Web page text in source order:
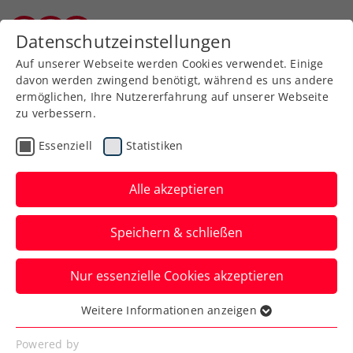
Zurück zur Newsübersicht
Turniere
TE Trnava: Starker
Neubauer schrammt
lediglich am Double
vorbei
Das ÖTV-Nachwuchstalent verbucht in
der Slowakei ein Einzelfinale und einen
Doppeltitel.
Datenschutzeinstellungen
Auf unserer Webseite werden Cookies verwendet. Einige
davon werden zwingend benötigt, während es uns andere
ermöglichen, Ihre Nutzererfahrung auf unserer Webseite
zu verbessern.
Essenziell Statistiken
Alle akzeptieren
Speichern & schließen
Nur essenzielle Cookies akzeptieren
Essenziell
Essenzielle Cookies werden für grundlegende
Weitere Informationen anzeigen
Powered by